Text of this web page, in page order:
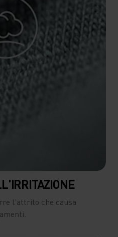
l'attrito che causa